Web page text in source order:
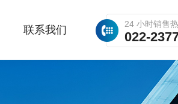
24 小时销售
022-
联系我们